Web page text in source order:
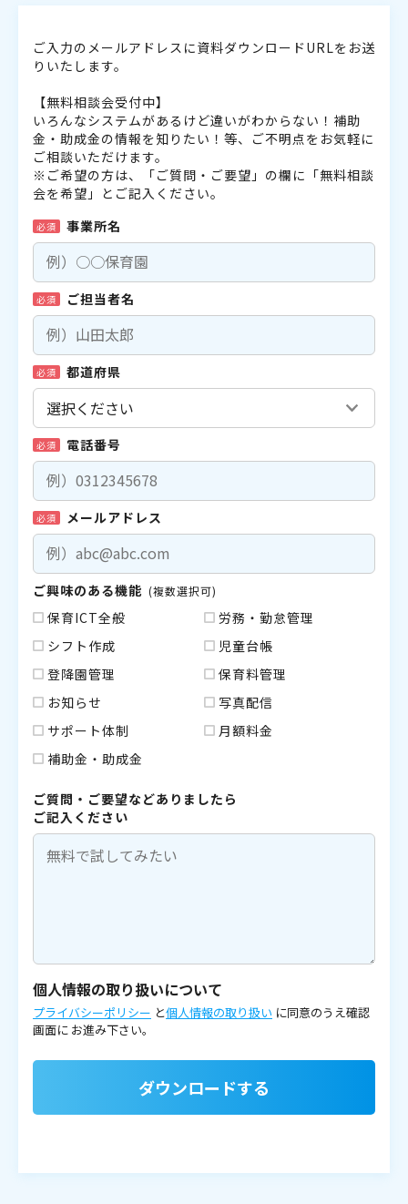
ご入力のメールアドレスに資料ダウンロードURLをお送
りいたします。
【無料相談会受付中】
いろんなシステムがあるけど違いがわからない！補助
金・助成金の情報を知りたい！等、ご不明点をお気軽に
ご相談いただけます。
※ご希望の方は、「ご質問・ご要望」の欄に「無料相談
会を希望」とご記入ください。
必須 事業所名
必須 ご担当者名
必須 都道府県
必須 電話番号
必須 メールアドレス
ご興味のある機能 (複数選択可)
保育ICT全般
労務・勤怠管理
シフト作成
児童台帳
登降園管理
保育料管理
お知らせ
写真配信
サポート体制
月額料金
補助金・助成金
ご質問・ご要望などありましたら
ご記入ください
個人情報の取り扱いについて
プライバシーポリシー と個人情報の取り扱い に同意のうえ確認
画面に お進み下さい。
ダウンロードする